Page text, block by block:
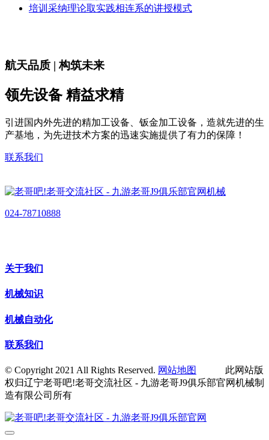
培训采纳理论取实践相连系的讲授模式
航天品质 | 构筑未来
领先设备 精益求精
引进国内外先进的精加工设备、钣金加工设备，造就先进的生
产基地，为先进技术方案的迅速实施提供了有力的保障！
联系我们
024-78710888
关于我们
机械知识
机械自动化
联系我们
© Copyright 2021 All Rights Reserved. 网站地图
此网站版
权归辽宁老哥吧!老哥交流社区 - 九游老哥J9俱乐部官网机械制
造有限公司所有